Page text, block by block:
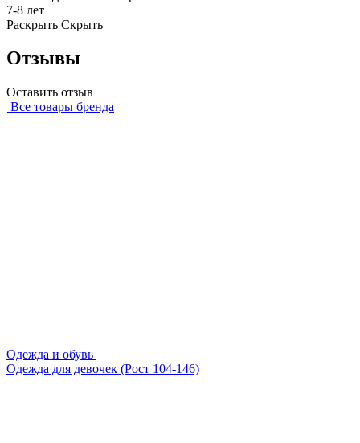
7-8 лет
Раскрыть Скрыть
Отзывы
Оставить отзыв
Все товары бренда
Одежда и обувь
Одежда для девочек (Рост 104-146)